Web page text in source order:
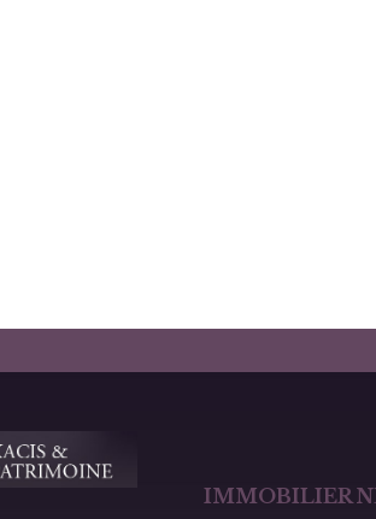
IMMOBILIER